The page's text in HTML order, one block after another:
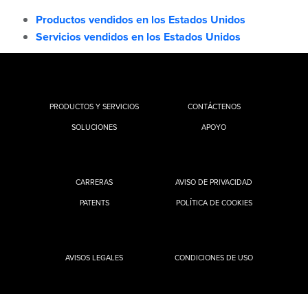
Productos vendidos en los Estados Unidos
Servicios vendidos en los Estados Unidos
PRODUCTOS Y SERVICIOS
SOLUCIONES
CONTÁCTENOS
APOYO
CARRERAS
PATENTS
AVISO DE PRIVACIDAD
POLÍTICA DE COOKIES
AVISOS LEGALES CONDICIONES DE USO